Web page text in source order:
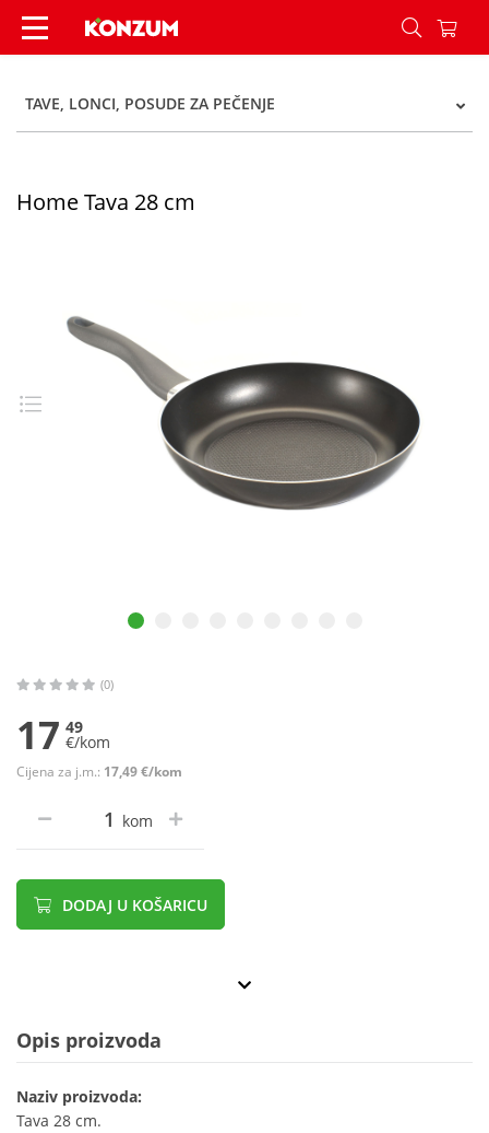
Home Tava 28 cm - Konzum
TAVE, LONCI, POSUDE ZA PEČENJE
Home Tava 28 cm
(0)
17 49
€/kom
Cijena za j.m.: 17,49 €/kom
kom
DODAJ U KOŠARICU
Opis proizvoda
Naziv proizvoda:
Tava 28 cm.